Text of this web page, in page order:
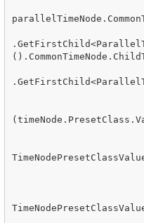
parallelTimeNode .
. GetFirstChild<
(). CommonTimeNode .
. GetFirstChild<
( timeNode . PresetClass .